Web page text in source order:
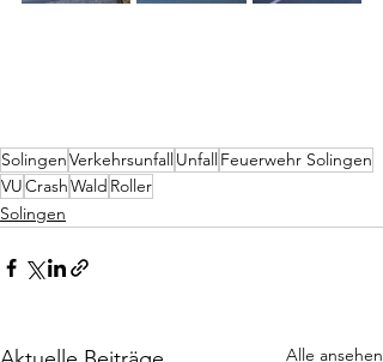
SolingenVerkehrsunfall Unfall Feuerwehr Solingen
VUCrashWald Roller
Solingen
Alle ansehen